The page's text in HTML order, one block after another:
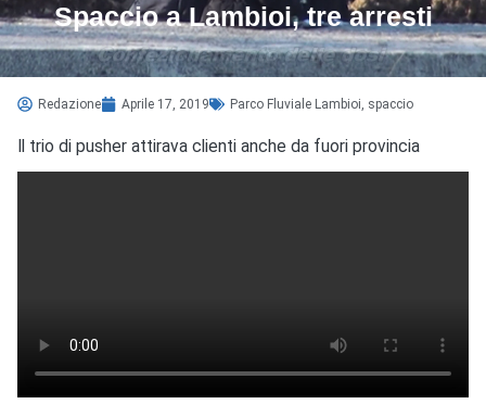
Spaccio a Lambioi, tre arresti
Redazione Aprile 17, 2019 Parco Fluviale Lambioi spaccio
Il trio di pusher attirava clienti anche da fuori provincia